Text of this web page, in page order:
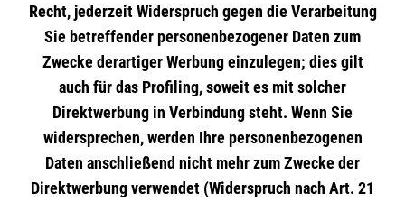
Recht, jederzeit Widerspruch gegen die Verarbeitung
Sie betreffender personenbezogener Daten zum
Zwecke derartiger Werbung einzulegen; dies gilt
auch für das Profiling, soweit es mit solcher
Direktwerbung in Verbindung steht. Wenn Sie
widersprechen, werden Ihre personenbezogenen
Daten anschließend nicht mehr zum Zwecke der
Direktwerbung verwendet (Widerspruch nach Art. 21